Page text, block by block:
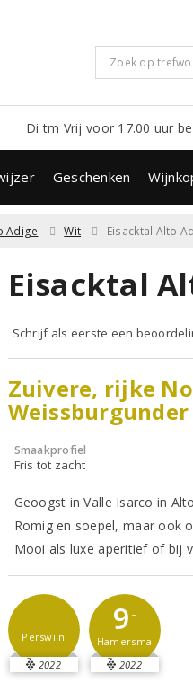
Di tm Vrij voor 17.00 uur
Geschenken
Adige Wit Eisacktal Alto
Eisacktal
Schrijf als eerste een
Zuivere, rijke
Weissburgunder
Smaakprofiel
Fris tot zacht
Geoogst in Valle Isarco in
Romig en soepel, maar ook
Mooi als luxe aperitief of bij
Perswijn
2022
9-
Hamersma
2022